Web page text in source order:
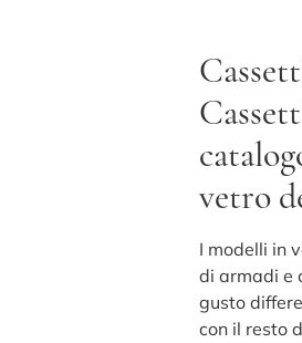
vetro
I modelli in
di armadi e
gusto
con il resto